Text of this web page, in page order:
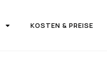
KOSTEN & PREISE